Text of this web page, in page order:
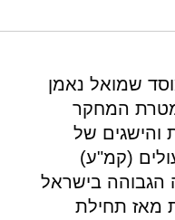
https://
achievements-
שמואל נאמן
המחקר
והישגים של
(קמ"ע)
בישראל
מאז תחילת